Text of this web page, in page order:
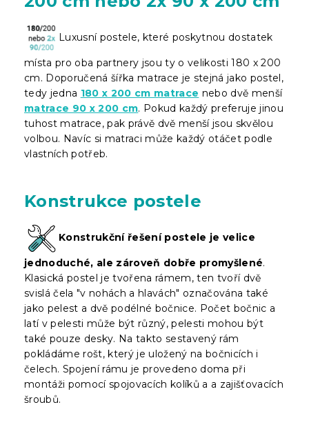
Luxusní postele, které poskytnou dostatek
místa pro oba partnery jsou ty o velikosti 180 x 200
cm. Doporučená šířka matrace je stejná jako postel,
tedy jedna 180 x 200 cm matrace nebo dvě menší
matrace 90 x 200 cm. Pokud každý preferuje jinou
tuhost matrace, pak právě dvě menší jsou skvělou
volbou. Navíc si matraci může každý otáčet podle
vlastních potřeb.
Konstrukce postele
Konstrukční řešení postele je velice
jednoduché, ale zároveň dobře promyšlené.
Klasická postel je tvořena rámem, ten tvoří dvě
svislá čela "v nohách a hlavách" označována také
jako pelest a dvě podélné bočnice. Počet bočnic a
latí v pelesti může být různý, pelesti mohou být
také pouze desky. Na takto sestavený rám
pokládáme rošt, který je uložený na bočnicích i
čelech. Spojení rámu je provedeno doma při
montáži pomocí spojovacích kolíků a a zajišťovacích
šroubů.